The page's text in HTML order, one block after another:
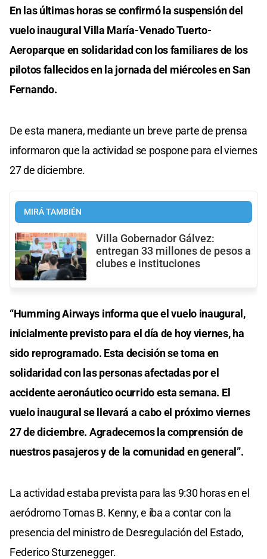
En las últimas horas se confirmó la suspensión del
vuelo inaugural Villa María-Venado Tuerto-
Aeroparque en solidaridad con los familiares de los
pilotos fallecidos en la jornada del miércoles en San
Fernando.
De esta manera, mediante un breve parte de prensa
informaron que la actividad se pospone para el viernes
27 de diciembre.
MIRÁ TAMBIÉN
Villa Gobernador Gálvez:
entregan 33 millones de pesos a
clubes e instituciones
“Humming Airways informa que el vuelo inaugural,
inicialmente previsto para el día de hoy viernes, ha
sido reprogramado. Esta decisión se toma en
solidaridad con las personas afectadas por el
accidente aeronáutico ocurrido esta semana. El
vuelo inaugural se llevará a cabo el próximo viernes
27 de diciembre. Agradecemos la comprensión de
nuestros pasajeros y de la comunidad en general”.
La actividad estaba prevista para las 9:30 horas en el
aeródromo Tomas B. Kenny, e iba a contar con la
presencia del ministro de Desregulación del Estado,
Federico Sturzenegger.